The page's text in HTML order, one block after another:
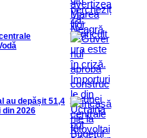
au depășit 51,4
din 2026